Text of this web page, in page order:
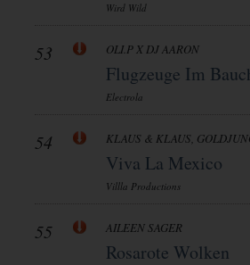
Wird Wild
53 OLI.P X DJ AARON
Flugzeuge Im
Electrola
54 KLAUS & KLAUS,
Viva La Mexico
Villla Productions
55 AILEEN SAGER
Rosarote Wolken